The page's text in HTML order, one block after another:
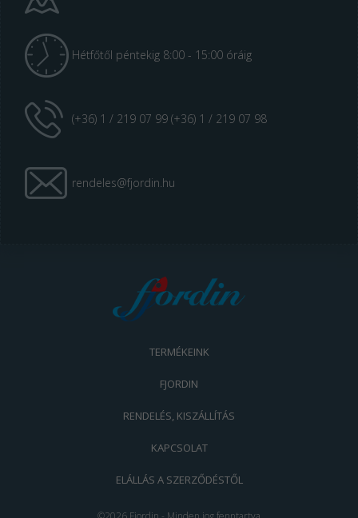
Hétfőtől péntekig 8:00 - 15:00 óráig
(+36) 1 / 219 07 99 (+36) 1 / 219 07 98
rendeles@fjordin.hu
TERMÉKEINK
FJORDIN
RENDELÉS, KISZÁLLÍTÁS
KAPCSOLAT
ELÁLLÁS A SZERZŐDÉSTŐL